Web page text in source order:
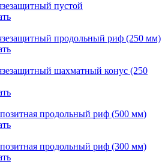
пустой
продольный риф (250 мм)
шахматный конус (250
продольный риф (500 мм)
продольный риф (300 мм)